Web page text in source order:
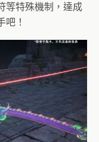
等特殊機制， 達成
吧！